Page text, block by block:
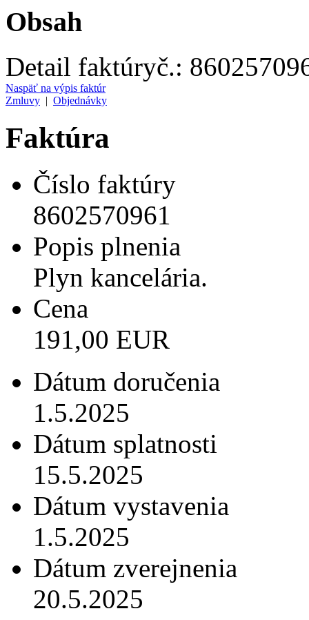
Obsah
Detail faktúryč.:
Naspäť na výpis faktúr
Zmluvy | Objednávky
Faktúra
Číslo faktúry
8602570961
Popis plnenia
Plyn kancelária.
Cena
191,00 EUR
Dátum doručenia
1.5.2025
Dátum splatnosti
15.5.2025
Dátum vystavenia
1.5.2025
Dátum zverejnenia
20.5.2025